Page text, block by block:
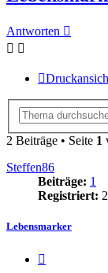
Antworten
2 Beiträge • Seite 1
Steffen86
Beiträge: 1
Registriert:
Lebensmarker